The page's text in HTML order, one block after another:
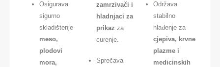
Osigurava
sigurno
skladištenje
meso,
plodovi
mora,
zamrzivači i
hladnjaci za
prikaz za
curenje.
Sprečava
Održava
stabilno
hlađenje za
cjepiva, krvne
plazme i
medicinskih